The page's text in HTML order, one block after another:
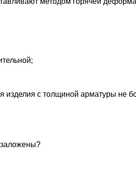
изделия с толщиной арматуры не